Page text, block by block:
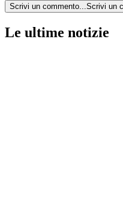
Scrivi un commento... Scrivi un
Le ultime notizie